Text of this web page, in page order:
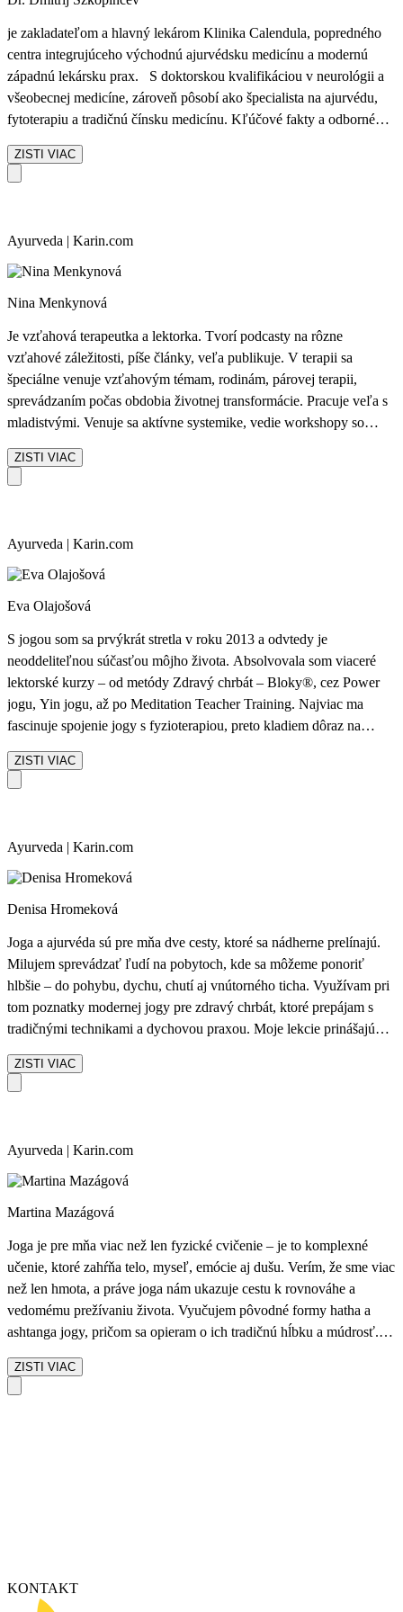
znamená individuálnu a odbornú starostlivosť od vysoko
kvalifikovanej lekárky, ktorá spája tradičnú múdrosť ajurvédy s
hlbokým pochopením moderného života
je zakladateľom a hlavný lekárom Klinika Calendula, popredného
centra integrujúceho východnú ajurvédsku medicínu a modernú
západnú lekársku prax. S doktorskou kvalifikáciou v neurológii a
všeobecnej medicíne, zároveň pôsobí ako špecialista na ajurvédu,
fytoterapiu a tradičnú čínsku medicínu. Kľúčové fakty a odborné
medicíny, zahŕňajúcej diagnostiku, terapiu a prevenciu. Špecializuje
sa na liečbu metabolických porúch, autoimunitných a chronických
protokolov. Autor vedeckých prác a pravidelný prednášateľ v
oblasti fytoterapie a komplementárnej medicíny. Zakladá a vedie
ajurvédy s modernou medicínou a prevenciu pred ochorením – nie
len liečbu príznakov.
ZISTI VIAC
Ayurveda | Karin.com
Nina Menkynová
Je vzťahová terapeutka a lektorka. Tvorí podcasty na rôzne
vzťahové záležitosti, píše články, veľa publikuje. V terapii sa
špeciálne venuje vzťahovým témam, rodinám, párovej terapii,
sprevádzaním počas obdobia životnej transformácie. Pracuje veľa s
mladistvými. Venuje sa aktívne systemike, vedie workshopy so
toho už vyše 15 rokov miluje a učí vinyasa flow yogu. Pomáha jej
pri tom jej aktívna minulosť reprezentantky/aktívnej pretekárky v
emóciami. Pracuje s touto synergiou a cielene využíva jej hĺbku.
Múdrosť ayurvédy a tomu zodpovedajúci spôsob života jej učaroval
ZISTI VIAC
Ayurveda | Karin.com
Eva Olajošová
S jogou som sa prvýkrát stretla v roku 2013 a odvtedy je
neoddeliteľnou súčasťou môjho života. Absolvovala som viaceré
lektorské kurzy – od metódy Zdravý chrbát – Bloky®️, cez Power
jogu, Yin jogu, až po Meditation Teacher Training. Najviac ma
fascinuje spojenie jogy s fyzioterapiou, preto kladiem dôraz na
vzdelávaním sa – od workshopov, cez ďalšie lektorské kurzy, až po
ročné štúdium praktickej ajurvédy s Kristínou Paulus. Joga je pre
ZISTI VIAC
Ayurveda | Karin.com
Denisa Hromeková
Joga a ajurvéda sú pre mňa dve cesty, ktoré sa nádherne prelínajú.
Milujem sprevádzať ľudí na pobytoch, kde sa môžeme ponoriť
hlbšie – do pohybu, dychu, chutí aj vnútorného ticha. Využívam pri
tom poznatky modernej jogy pre zdravý chrbát, ktoré prepájam s
tradičnými technikami a dychovou praxou. Moje lekcie prinášajú
duši.
ZISTI VIAC
Ayurveda | Karin.com
Martina Mazágová
Joga je pre mňa viac než len fyzické cvičenie – je to komplexné
učenie, ktoré zahŕňa telo, myseľ, emócie aj dušu. Verím, že sme viac
než len hmota, a práve joga nám ukazuje cestu k rovnováhe a
vedomému prežívaniu života. Vyučujem pôvodné formy hatha a
ashtanga jogy, pričom sa opieram o ich tradičnú hĺbku a múdrosť.
dlhovekosť, neurovedu a koučing. V praxi sa tak stretáva
starodávna tradícia s novými poznatkami, ktoré nám pomáhajú žiť
ZISTI VIAC
KONTAKT